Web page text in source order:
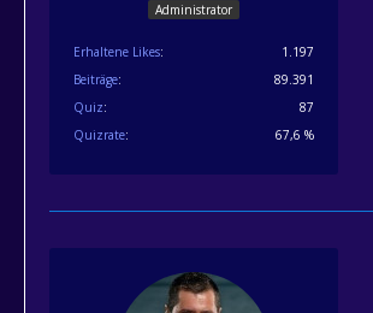
Administrator
Erhaltene Likes
1.197
Beiträge
89.391
Quiz
87
Quizrate
67,6 %